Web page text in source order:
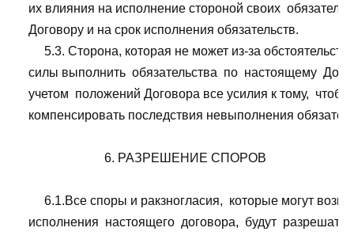
их влияния на исполнение стороной своих
    Договору и на срок исполнения обязательств.
5.3. Сторона, которая не может из-за
силы выполнить  обязательства  по  настоящему
учетом  положений Договора все усилия к тому,
компенсировать последствия невыполнения
                            6. РАЗРЕШЕНИЕ СПОРОВ
6.1.Все споры и ракзногласия,  которые могут
исполнения  настоящего  договора,  будут